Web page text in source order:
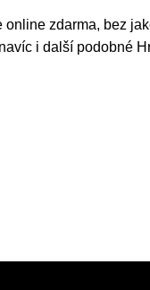
zdarma, bez
i další podobné